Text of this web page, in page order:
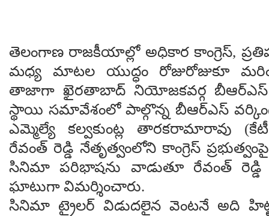
తెలంగాణ రాజకీయాల్లో అధికార కాంగ్రెస్,
మధ్య మాటల యుద్ధం రోజురోజుకూ
తాజాగా ఖైరతాబాద్ నియోజకవర్గ బీఆర్ఎస్
స్థాయి సమావేశంలో పాల్గొన్న బీఆర్ఎస్ వర్కింగ్
ఎమ్మెల్యే కల్వకుంట్ల తారకరామారావు
రేవంత్ రెడ్డి నేతృత్వంలోని కాంగ్రెస్
సినిమా పరిభాషను వాడుతూ రేవంత్ రెడ్డి
ఘాటుగా విమర్శించారు.
సినిమా ట్రైలర్ విడుదలైన వెంటనే అది